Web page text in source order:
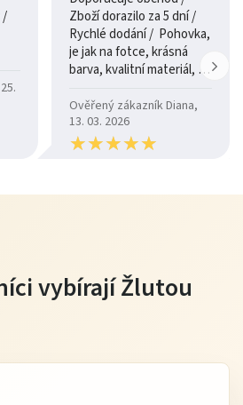
/
Zboží dorazilo za 5 dní /
Rychlé dodání / Pohovka,
je jak na fotce, krásná
barva, kvalitní materiál, a
Ověřený zákazník Diana,
13. 03. 2026
★★★★★
★★★★★
vybírají Žlutou